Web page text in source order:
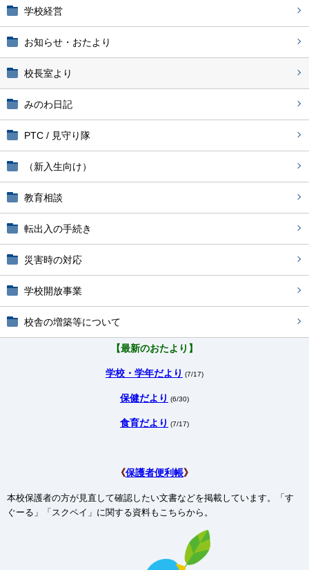
学校経営
お知らせ・おたより
校長室より
みのわ日記
PTC / 見守り隊
（新入生向け）
教育相談
転出入の手続き
災害時の対応
学校開放事業
校舎の増築等について
【最新のおたより】
学校・学年だより (7/17)
保健だより (6/30)
食育だより (7/17)
《保護者便利帳》
本校保護者の方が見直して確認したい文書などを掲載しています。「す
ぐーる」「スクペイ」に関する資料もこちらから。